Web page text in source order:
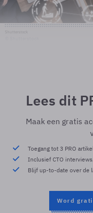
Lees dit
Maak een gratis
Toegang tot 3 PRO
Inclusief CTO
Blijf up-to-date over de
Word